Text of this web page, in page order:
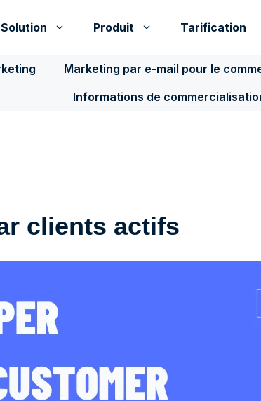
Solution Produit Tarification
Marketing par e-mail pour le
Informations de
clients actifs